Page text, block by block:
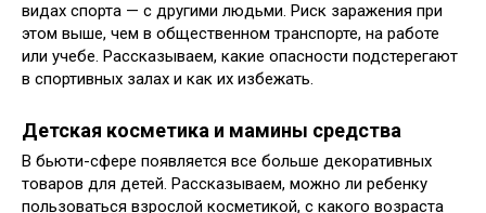
видах спорта — с другими людьми. Риск заражения при
этом выше, чем в общественном транспорте, на работе
или учебе. Рассказываем, какие опасности подстерегают
в спортивных залах и как их избежать.
Детская косметика и мамины средства
В бьюти-сфере появляется все больше декоративных
товаров для детей. Рассказываем, можно ли ребенку
пользоваться взрослой косметикой, с какого возраста